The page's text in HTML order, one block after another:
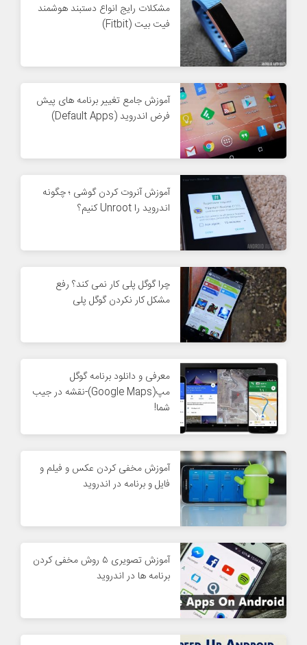
مشکلات رایج انواع دستبند هوشمند
فیت بیت (Fitbit)
آموزش جامع تغییر برنامه های پیش
فرض اندروید (Default Apps)
آموزش آنروت کردن گوشی ؛ چگونه
اندروید را Unroot کنیم؟
چرا گوگل پلی کار نمی کند؟ رفع
مشکل کار نکردن گوگل پلی
معرفی و دانلود برنامه گوگل
مپ(Google Maps)-نقشه در جیب
شما!
آموزش مخفی کردن عکس و فیلم و
فایل و برنامه در اندروید
آموزش تصویری ۵ روش مخفی کردن
برنامه ها در اندروید